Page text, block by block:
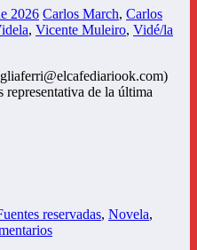
2026 Carlos March, Carlos
, Vicente Muleiro, Vidé/la
representativa de la última
reservadas, Novela,